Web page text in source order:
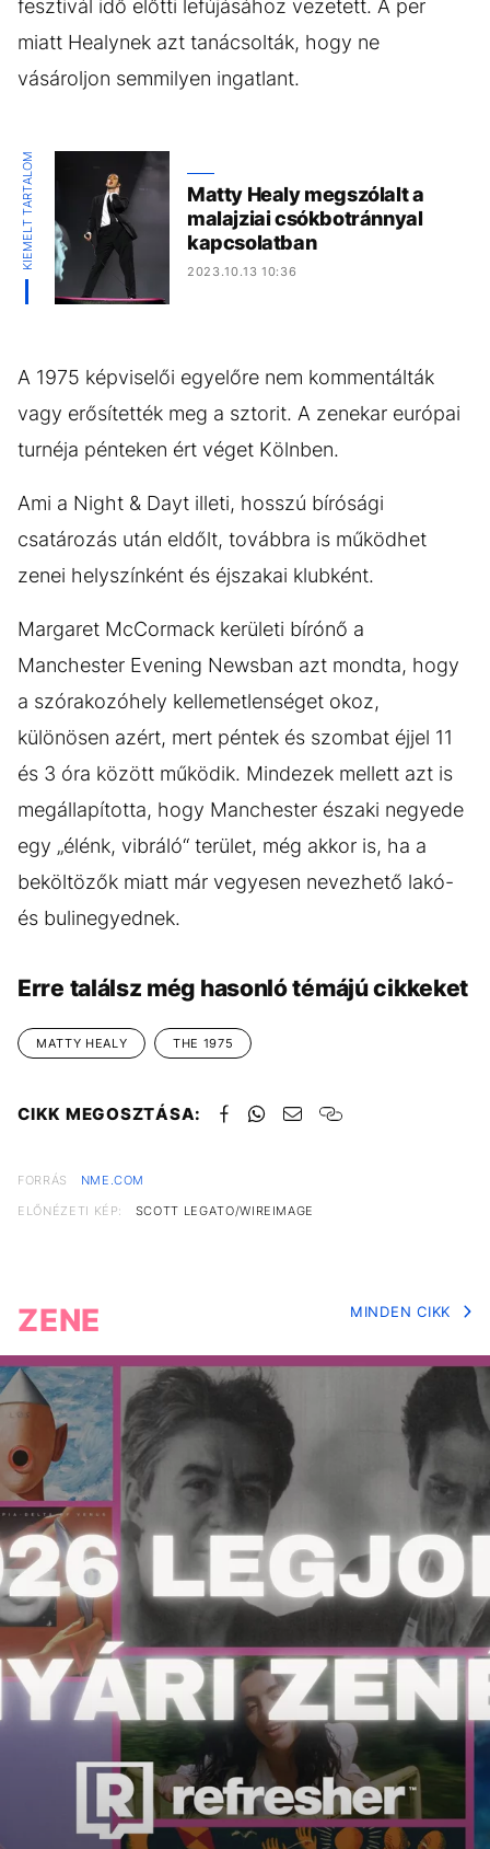
fesztivál idő előtti lefújásához vezetett. A per
miatt Healynek azt tanácsolták, hogy ne
vásároljon semmilyen ingatlant.
KIEMELT TARTALOM
Matty Healy megszólalt a
malajziai csókbotránnyal
kapcsolatban
2023.10.13 10:36
A 1975 képviselői egyelőre nem kommentálták
vagy erősítették meg a sztorit. A zenekar európai
turnéja pénteken ért véget Kölnben.
Ami a Night & Dayt illeti, hosszú bírósági
csatározás után eldőlt, továbbra is működhet
zenei helyszínként és éjszakai klubként.
Margaret McCormack kerületi bírónő a
Manchester Evening Newsban azt mondta, hogy
a szórakozóhely kellemetlenséget okoz,
különösen azért, mert péntek és szombat éjjel 11
és 3 óra között működik. Mindezek mellett azt is
megállapította, hogy Manchester északi negyede
egy „élénk, vibráló“ terület, még akkor is, ha a
beköltözők miatt már vegyesen nevezhető lakó-
és bulinegyednek.
Erre találsz még hasonló témájú cikkeket
MATTY HEALY THE 1975
CIKK MEGOSZTÁSA:
FORRÁS
NME.COM
ELŐNÉZETI KÉP:
SCOTT LEGATO/WIREIMAGE
ZENE MINDEN CIKK